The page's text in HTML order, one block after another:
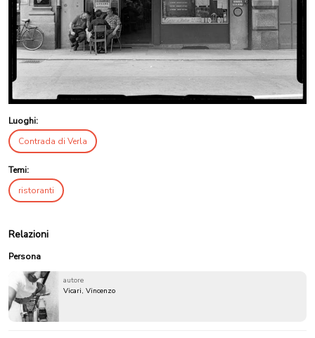
Luoghi:
Contrada di Verla
Temi:
ristoranti
Relazioni
Persona
autore
Vicari, Vincenzo